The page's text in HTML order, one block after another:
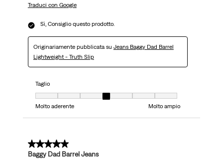
Traduci con Google
Sì, Consiglio questo prodotto.
Originariamente pubblicata su Jeans Baggy Dad Barrel
Lightweight - Truth Slip
Taglio
Taglio, 4 su 7, dove 1 è uguale a Molto aderente e 7 è uguale a Molto
Molto aderente
Molto ampio
5 su 5 stelle.
Baggy Dad Barrel Jeans